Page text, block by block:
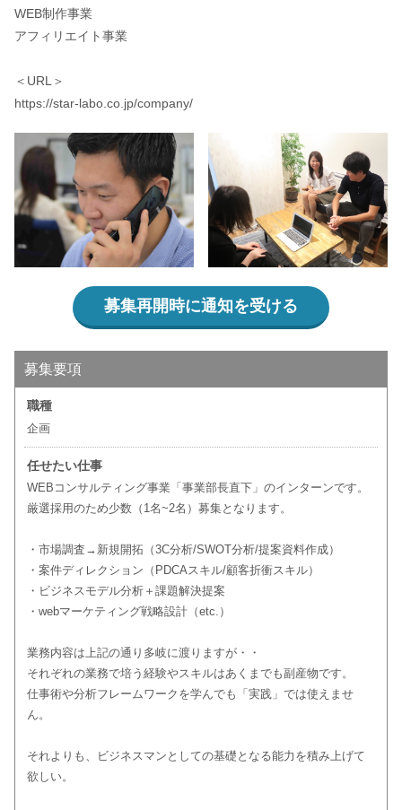
WEB制作事業
アフィリエイト事業
＜URL＞
https://star-labo.co.jp/company/
募集再開時に通知を受ける
募集要項
職種
企画
任せたい仕事
WEBコンサルティング事業「事業部長直下」のインターンです。
厳選採用のため少数（1名~2名）募集となります。
・市場調査→新規開拓（3C分析/SWOT分析/提案資料作成）
・案件ディレクション（PDCAスキル/顧客折衝スキル）
・ビジネスモデル分析＋課題解決提案
・webマーケティング戦略設計（etc.）
業務内容は上記の通り多岐に渡りますが・・
それぞれの業務で培う経験やスキルはあくまでも副産物です。
仕事術や分析フレームワークを学んでも「実践」では使えませ
ん。
それよりも、ビジネスマンとしての基礎となる能力を積み上げて
欲しい。